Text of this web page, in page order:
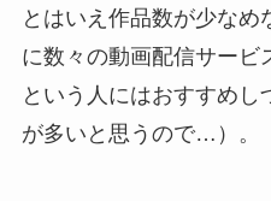
とはいえ作品数が少な
に数々の動画配信サービ
という人にはおすすめし
が多いと思うので…）。